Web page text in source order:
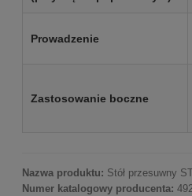
Prowadzenie
Zastosowanie boczne
Nazwa produktu: Stół przesuwny
Numer katalogowy producenta: